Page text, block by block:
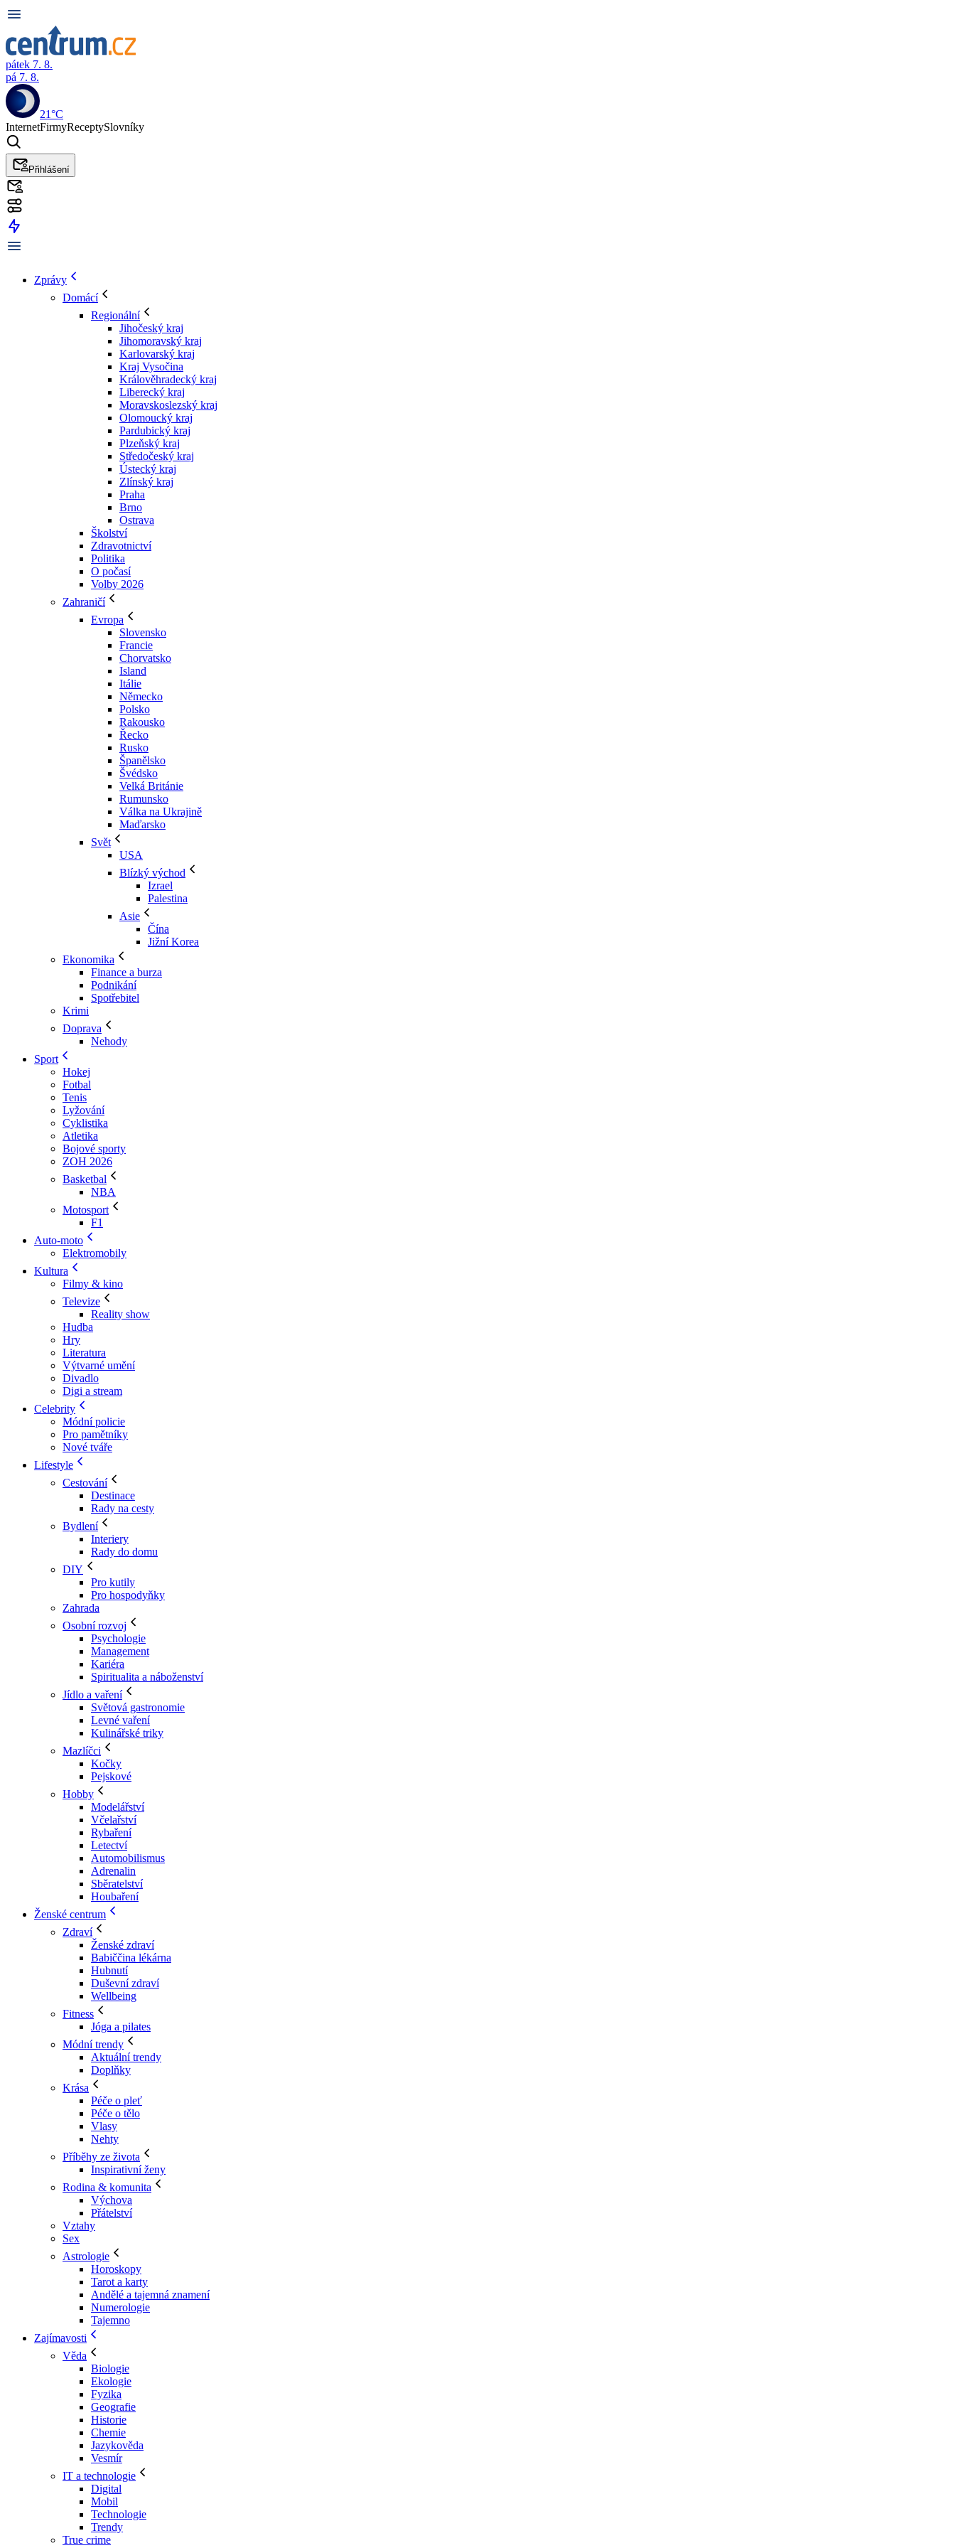
pátek 7. 8.
pá 7. 8.
21°C
InternetFirmyReceptySlovníky
Přihlášení
Zprávy
Domácí
Regionální
Jihočeský kraj
Jihomoravský kraj
Karlovarský kraj
Kraj Vysočina
Králověhradecký kraj
Liberecký kraj
Moravskoslezský kraj
Olomoucký kraj
Pardubický kraj
Plzeňský kraj
Středočeský kraj
Ústecký kraj
Zlínský kraj
Praha
Brno
Ostrava
Školství
Zdravotnictví
Politika
O počasí
Volby 2026
Zahraničí
Evropa
Slovensko
Francie
Chorvatsko
Island
Itálie
Německo
Polsko
Rakousko
Řecko
Rusko
Španělsko
Švédsko
Velká Británie
Rumunsko
Válka na Ukrajině
Maďarsko
Svět
USA
Blízký východ
Izrael
Palestina
Asie
Čína
Jižní Korea
Ekonomika
Finance a burza
Podnikání
Spotřebitel
Krimi
Doprava
Nehody
Sport
Hokej
Fotbal
Tenis
Lyžování
Cyklistika
Atletika
Bojové sporty
ZOH 2026
Basketbal
NBA
Motosport
F1
Auto-moto
Elektromobily
Kultura
Filmy & kino
Televize
Reality show
Hudba
Hry
Literatura
Výtvarné umění
Divadlo
Digi a stream
Celebrity
Módní policie
Pro pamětníky
Nové tváře
Lifestyle
Cestování
Destinace
Rady na cesty
Bydlení
Interiery
Rady do domu
DIY
Pro kutily
Pro hospodyňky
Zahrada
Osobní rozvoj
Psychologie
Management
Kariéra
Spiritualita a náboženství
Jídlo a vaření
Světová gastronomie
Levné vaření
Kulinářské triky
Mazlíčci
Kočky
Pejskové
Hobby
Modelářství
Včelařství
Rybaření
Letectví
Automobilismus
Adrenalin
Sběratelství
Houbaření
Ženské centrum
Zdraví
Ženské zdraví
Babiččina lékárna
Hubnutí
Duševní zdraví
Wellbeing
Fitness
Jóga a pilates
Módní trendy
Aktuální trendy
Doplňky
Krása
Péče o pleť
Péče o tělo
Vlasy
Nehty
Příběhy ze života
Inspirativní ženy
Rodina & komunita
Výchova
Přátelství
Vztahy
Sex
Astrologie
Horoskopy
Tarot a karty
Andělé a tajemná znamení
Numerologie
Tajemno
Zajímavosti
Věda
Biologie
Ekologie
Fyzika
Geografie
Historie
Chemie
Jazykověda
Vesmír
IT a technologie
Digital
Mobil
Technologie
Trendy
True crime